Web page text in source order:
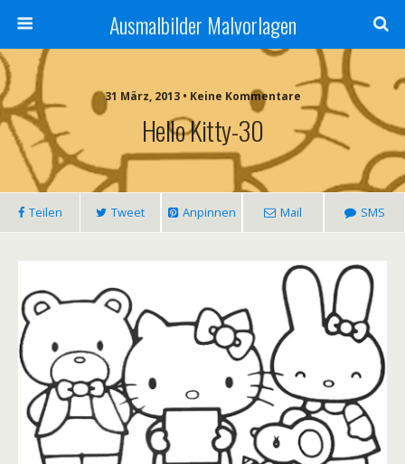
Ausmalbilder Malvorlagen
31 März, 2013 • Keine Kommentare
Hello Kitty-30
Teilen Tweet Anpinnen Mail SMS